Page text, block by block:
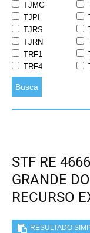
TJMG
TJPI
TJRS
TJRN
TRF1
TRF4
Busca
STF RE
GRANDE
RECURSO
RESULTADO